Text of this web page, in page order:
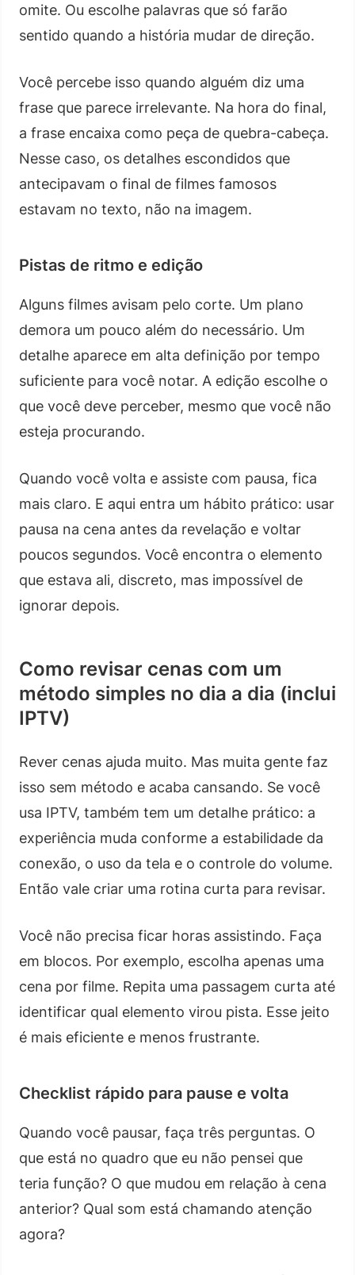
omite. Ou escolhe palavras que só farão
sentido quando a história mudar de direção.
Você percebe isso quando alguém diz uma
frase que parece irrelevante. Na hora do final,
a frase encaixa como peça de quebra-cabeça.
Nesse caso, os detalhes escondidos que
antecipavam o final de filmes famosos
estavam no texto, não na imagem.
Pistas de ritmo e edição
Alguns filmes avisam pelo corte. Um plano
demora um pouco além do necessário. Um
detalhe aparece em alta definição por tempo
suficiente para você notar. A edição escolhe o
que você deve perceber, mesmo que você não
esteja procurando.
Quando você volta e assiste com pausa, fica
mais claro. E aqui entra um hábito prático: usar
pausa na cena antes da revelação e voltar
poucos segundos. Você encontra o elemento
que estava ali, discreto, mas impossível de
ignorar depois.
Como revisar cenas com um
método simples no dia a dia (inclui
IPTV)
Rever cenas ajuda muito. Mas muita gente faz
isso sem método e acaba cansando. Se você
usa IPTV, também tem um detalhe prático: a
experiência muda conforme a estabilidade da
conexão, o uso da tela e o controle do volume.
Então vale criar uma rotina curta para revisar.
Você não precisa ficar horas assistindo. Faça
em blocos. Por exemplo, escolha apenas uma
cena por filme. Repita uma passagem curta até
identificar qual elemento virou pista. Esse jeito
é mais eficiente e menos frustrante.
Checklist rápido para pause e volta
Quando você pausar, faça três perguntas. O
que está no quadro que eu não pensei que
teria função? O que mudou em relação à cena
anterior? Qual som está chamando atenção
agora?